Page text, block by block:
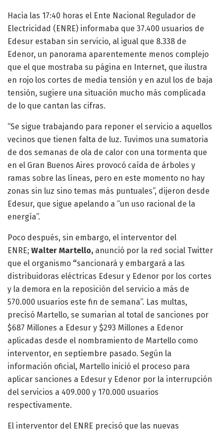
Hacia las 17:40 horas el Ente Nacional Regulador de
Electricidad (ENRE) informaba que 37.400 usuarios de
Edesur estaban sin servicio, al igual que 8.338 de
Edenor, un panorama aparentemente menos complejo
que el que mostraba su página en Internet, que ilustra
en rojo los cortes de media tensión y en azul los de baja
tensión, sugiere una situación mucho más complicada
de lo que cantan las cifras.
“Se sigue trabajando para reponer el servicio a aquellos
vecinos que tienen falta de luz. Tuvimos una sumatoria
de dos semanas de ola de calor con una tormenta que
en el Gran Buenos Aires provocó caída de árboles y
ramas sobre las líneas, pero en este momento no hay
zonas sin luz sino temas más puntuales”, dijeron desde
Edesur, que sigue apelando a “un uso racional de la
energía”.
Poco después, sin embargo, el interventor del
ENRE; Walter Martello, anunció por la red social Twitter
que el organismo “sancionará y embargará a las
distribuidoras eléctricas Edesur y Edenor por los cortes
y la demora en la reposición del servicio a más de
570.000 usuarios este fin de semana”. Las multas,
precisó Martello, se sumarian al total de sanciones por
$687 Millones a Edesur y $293 Millones a Edenor
aplicadas desde el nombramiento de Martello como
interventor, en septiembre pasado. Según la
información oficial, Martello inició el proceso para
aplicar sanciones a Edesur y Edenor por la interrupción
del servicios a 409.000 y 170.000 usuarios
respectivamente.
El interventor del ENRE precisó que las nuevas